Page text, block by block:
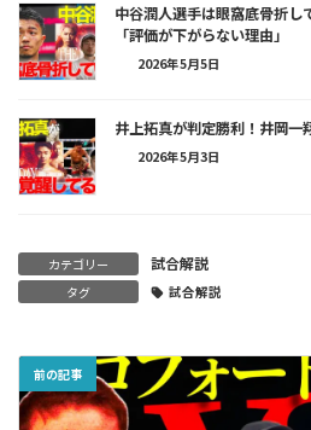
中谷潤人選手は眼窩底骨折
「評価が下がらない理由」
2026年5月5日
井上拓真が判定勝利！井岡
2026年5月3日
カテゴリー 試合解説
タグ 試合解説
前の記事